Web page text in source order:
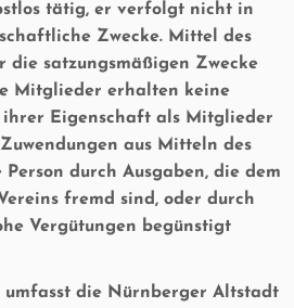
tätig, er verfolgt nicht in
Zwecke. Mittel des
die satzungsmäßigen Zwecke
Mitglieder erhalten keine
Eigenschaft als Mitglieder
aus Mitteln des
durch Ausgaben, die dem
fremd sind, oder durch
Vergütungen begünstigt
umfasst die Nürnberger Altstadt